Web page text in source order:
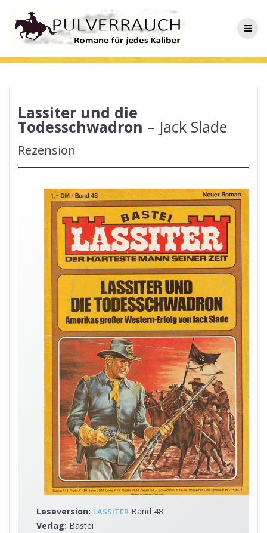
Inhalt
springen
Lassiter und die
Todesschwadron – Jack Slade
Rezension
Leseversion: LASSITER Band 48
Verlag: Bastei